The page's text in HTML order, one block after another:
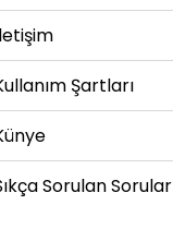
Şartları
Sorulan Sorular